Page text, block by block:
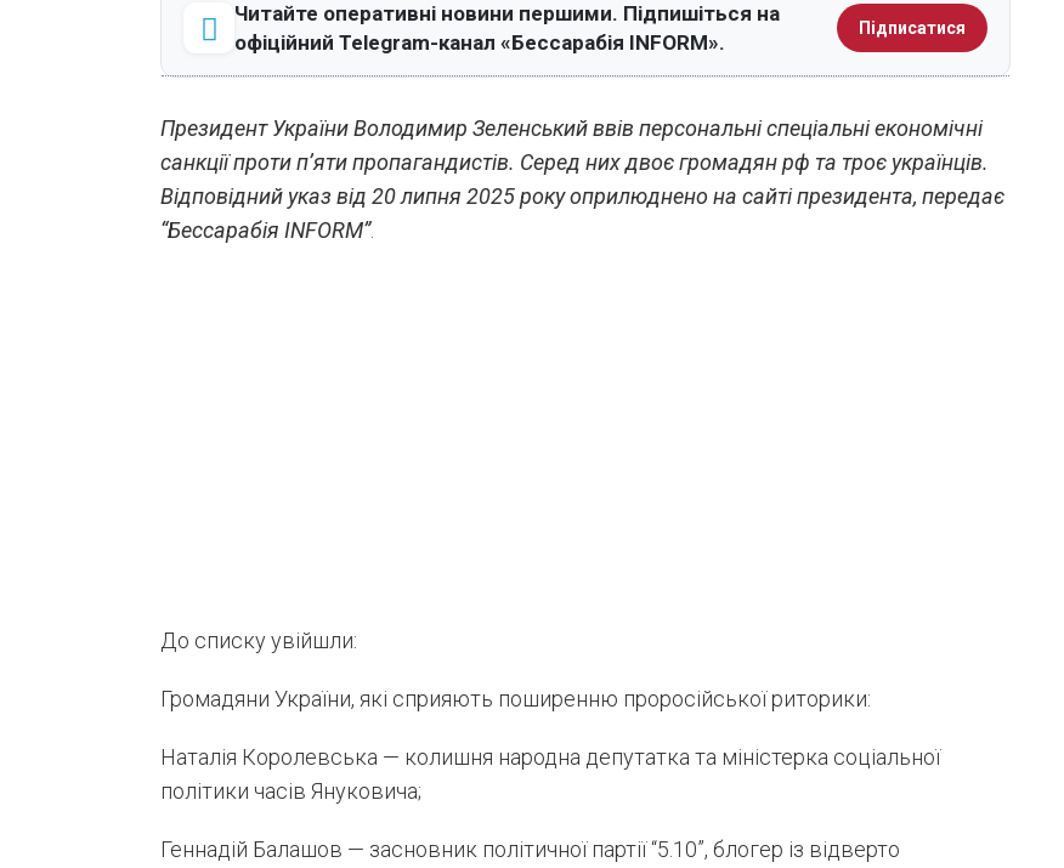
Читайте оперативні новини першими. Підпишіться на
офіційний Telegram-канал «Бессарабія INFORM».
Підписатися
Президент України Володимир Зеленський ввів персональні спеціальні економічні
санкції проти п’яти пропагандистів. Серед них двоє громадян рф та троє українців.
Відповідний указ від 20 липня 2025 року оприлюднено на сайті президента, передає
“Бессарабія INFORM”.
До списку увійшли:
Громадяни України, які сприяють поширенню проросійської риторики:
Наталія Королевська — колишня народна депутатка та міністерка соціальної
політики часів Януковича;
Геннадій Балашов — засновник політичної партії “5.10”, блогер із відверто